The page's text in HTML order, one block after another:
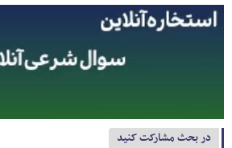
در بحث مشارکت کنید